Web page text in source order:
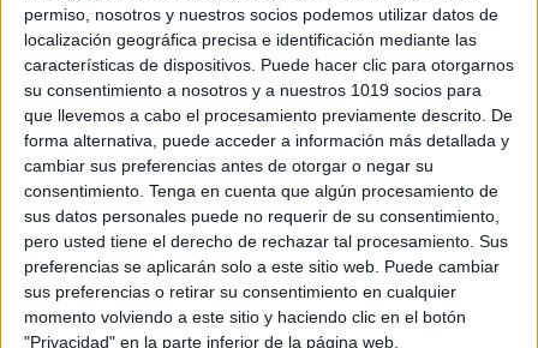
permiso, nosotros y nuestros socios podemos utilizar datos de
localización geográfica precisa e identificación mediante las
características de dispositivos. Puede hacer clic para otorgarnos
su consentimiento a nosotros y a nuestros 1019 socios para
que llevemos a cabo el procesamiento previamente descrito. De
forma alternativa, puede acceder a información más detallada y
cambiar sus preferencias antes de otorgar o negar su
consentimiento. Tenga en cuenta que algún procesamiento de
sus datos personales puede no requerir de su consentimiento,
pero usted tiene el derecho de rechazar tal procesamiento. Sus
preferencias se aplicarán solo a este sitio web. Puede cambiar
sus preferencias o retirar su consentimiento en cualquier
momento volviendo a este sitio y haciendo clic en el botón
"Privacidad" en la parte inferior de la página web.
ENLACE AL GRUPO
DESCARGA MÁS ABAJO EL
RECURSO EN PDF